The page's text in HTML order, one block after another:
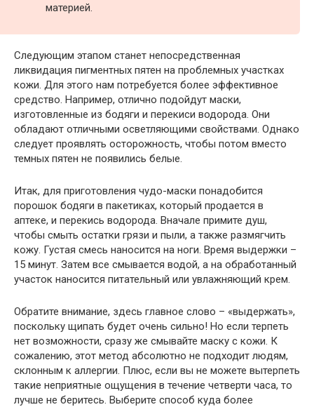
материей.
Следующим этапом станет непосредственная
ликвидация пигментных пятен на проблемных участках
кожи. Для этого нам потребуется более эффективное
средство. Например, отлично подойдут маски,
изготовленные из бодяги и перекиси водорода. Они
обладают отличными осветляющими свойствами. Однако
следует проявлять осторожность, чтобы потом вместо
темных пятен не появились белые.
Итак, для приготовления чудо-маски понадобится
порошок бодяги в пакетиках, который продается в
аптеке, и перекись водорода. Вначале примите душ,
чтобы смыть остатки грязи и пыли, а также размягчить
кожу. Густая смесь наносится на ноги. Время выдержки –
15 минут. Затем все смывается водой, а на обработанный
участок наносится питательный или увлажняющий крем.
Обратите внимание, здесь главное слово – «выдержать»,
поскольку щипать будет очень сильно! Но если терпеть
нет возможности, сразу же смывайте маску с кожи. К
сожалению, этот метод абсолютно не подходит людям,
склонным к аллергии. Плюс, если вы не можете вытерпеть
такие неприятные ощущения в течение четверти часа, то
лучше не беритесь. Выберите способ куда более